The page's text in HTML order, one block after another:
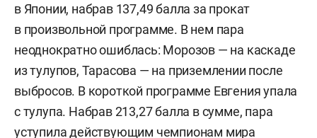
в Японии, набрав 137,49 балла за прокат
в произвольной программе. В нем пара
неоднократно ошиблась: Морозов — на каскаде
из тулупов, Тарасова — на приземлении после
выбросов. В короткой программе Евгения упала
с тулупа. Набрав 213,27 балла в сумме, пара
уступила действующим чемпионам мира